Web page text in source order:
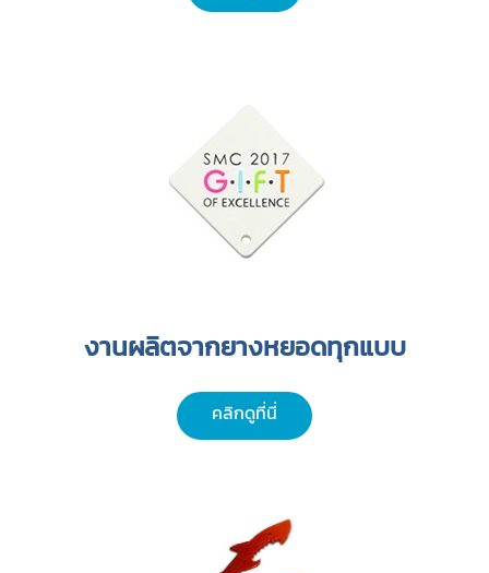
งานผลิตจากยางหยอดทุกแบบ
คลิกดูที่นี่